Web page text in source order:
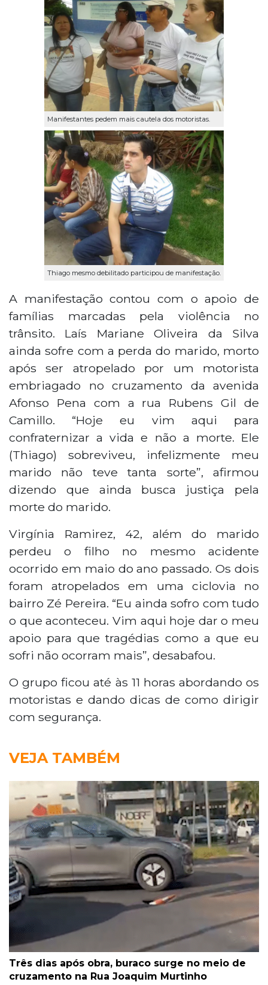
Manifestantes pedem mais cautela dos motoristas.
Thiago mesmo debilitado participou de manifestação.
A manifestação contou com o apoio de
famílias marcadas pela violência no
trânsito. Laís Mariane Oliveira da Silva
ainda sofre com a perda do marido, morto
após ser atropelado por um motorista
embriagado no cruzamento da avenida
Afonso Pena com a rua Rubens Gil de
Camillo. “Hoje eu vim aqui para
confraternizar a vida e não a morte. Ele
(Thiago) sobreviveu, infelizmente meu
marido não teve tanta sorte”, afirmou
dizendo que ainda busca justiça pela
morte do marido.
Virgínia Ramirez, 42, além do marido
perdeu o filho no mesmo acidente
ocorrido em maio do ano passado. Os dois
foram atropelados em uma ciclovia no
bairro Zé Pereira. “Eu ainda sofro com tudo
o que aconteceu. Vim aqui hoje dar o meu
apoio para que tragédias como a que eu
sofri não ocorram mais”, desabafou.
O grupo ficou até às 11 horas abordando os
motoristas e dando dicas de como dirigir
com segurança.
VEJA TAMBÉM
Três dias após obra, buraco surge no meio de
cruzamento na Rua Joaquim Murtinho